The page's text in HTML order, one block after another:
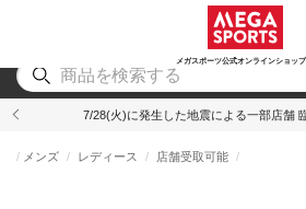
メガスポーツ公式オンラインショップ
アウトドア
7/28(火)に発生した地震による一部店舗
メンズ レディース 店舗受取可能